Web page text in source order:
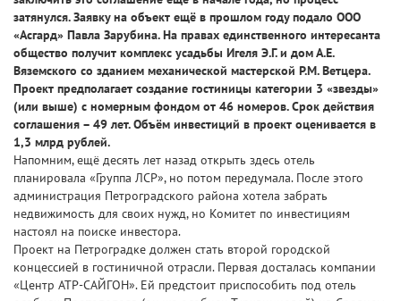
затянулся. Заявку на объект ещё в прошлом году подало ООО
«Асгард» Павла Зарубина. На правах единственного интересанта
общество получит комплекс усадьбы Игеля Э.Г. и дом А.Е.
Вяземского со зданием механической мастерской Р.М. Ветцера.
Проект предполагает создание гостиницы категории 3 «звезды»
(или выше) с номерным фондом от 46 номеров. Срок действия
соглашения – 49 лет. Объём инвестиций в проект оценивается в
1,3 млрд рублей.
Напомним, ещё десять лет назад открыть здесь отель
планировала «Группа ЛСР», но потом передумала. После этого
администрация Петроградского района хотела забрать
недвижимость для своих нужд, но Комитет по инвестициям
настоял на поиске инвестора.
Проект на Петроградке должен стать второй городской
концессией в гостиничной отрасли. Первая досталась компании
«Центр АТР-САЙГОН». Ей предстоит приспособить под отель